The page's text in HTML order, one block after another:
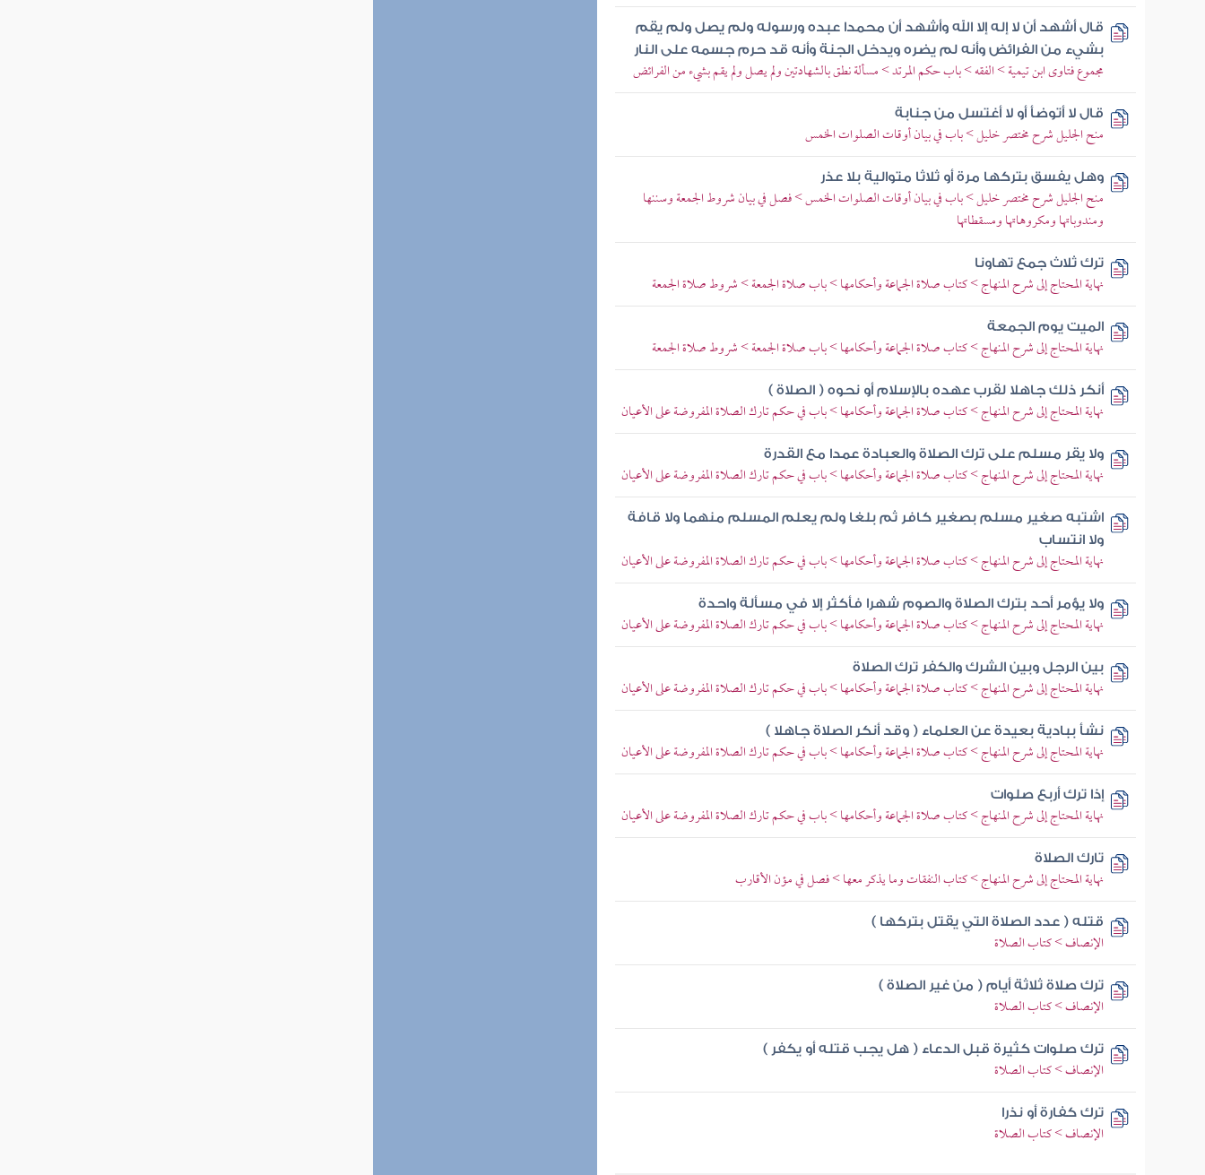
قال أشهد أن لا إله إلا الله وأشهد أن محمدا عبده ورسوله ولم يصل ولم يقم
بشيء من الفرائض وأنه لم يضره ويدخل الجنة وأنه قد حرم جسمه على النار
مجموع فتاوى ابن تيمية > الفقه > باب حكم المرتد > مسألة نطق بالشهادتين ولم يصل ولم يقم بشيء من الفرائض
قال لا أتوضأ أو لا أغتسل من جنابة
منح الجليل شرح مختصر خليل > باب في بيان أوقات الصلوات الخمس
وهل يفسق بتركها مرة أو ثلاثا متوالية بلا عذر
منح الجليل شرح مختصر خليل > باب في بيان أوقات الصلوات الخمس > فصل في بيان شروط الجمعة وسننها
ومندوباتها ومكروهاتها ومسقطاتها
ترك ثلاث جمع تهاونا
نهاية المحتاج إلى شرح المنهاج > كتاب صلاة الجماعة وأحكامها > باب صلاة الجمعة > شروط صلاة الجمعة
الميت يوم الجمعة
نهاية المحتاج إلى شرح المنهاج > كتاب صلاة الجماعة وأحكامها > باب صلاة الجمعة > شروط صلاة الجمعة
أنكر ذلك جاهلا لقرب عهده بالإسلام أو نحوه ( الصلاة )
نهاية المحتاج إلى شرح المنهاج > كتاب صلاة الجماعة وأحكامها > باب في حكم تارك الصلاة المفروضة على الأعيان
ولا يقر مسلم على ترك الصلاة والعبادة عمدا مع القدرة
نهاية المحتاج إلى شرح المنهاج > كتاب صلاة الجماعة وأحكامها > باب في حكم تارك الصلاة المفروضة على الأعيان
اشتبه صغير مسلم بصغير كافر ثم بلغا ولم يعلم المسلم منهما ولا قافة
ولا انتساب
نهاية المحتاج إلى شرح المنهاج > كتاب صلاة الجماعة وأحكامها > باب في حكم تارك الصلاة المفروضة على الأعيان
ولا يؤمر أحد بترك الصلاة والصوم شهرا فأكثر إلا في مسألة واحدة
نهاية المحتاج إلى شرح المنهاج > كتاب صلاة الجماعة وأحكامها > باب في حكم تارك الصلاة المفروضة على الأعيان
بين الرجل وبين الشرك والكفر ترك الصلاة
نهاية المحتاج إلى شرح المنهاج > كتاب صلاة الجماعة وأحكامها > باب في حكم تارك الصلاة المفروضة على الأعيان
نشأ ببادية بعيدة عن العلماء ( وقد أنكر الصلاة جاهلا )
نهاية المحتاج إلى شرح المنهاج > كتاب صلاة الجماعة وأحكامها > باب في حكم تارك الصلاة المفروضة على الأعيان
إذا ترك أربع صلوات
نهاية المحتاج إلى شرح المنهاج > كتاب صلاة الجماعة وأحكامها > باب في حكم تارك الصلاة المفروضة على الأعيان
تارك الصلاة
نهاية المحتاج إلى شرح المنهاج > كتاب النفقات وما يذكر معها > فصل في مؤن الأقارب
قتله ( عدد الصلاة التي يقتل بتركها )
الإنصاف > كتاب الصلاة
ترك صلاة ثلاثة أيام ( من غير الصلاة )
الإنصاف > كتاب الصلاة
ترك صلوات كثيرة قبل الدعاء ( هل يجب قتله أو يكفر )
الإنصاف > كتاب الصلاة
ترك كفارة أو نذرا
الإنصاف > كتاب الصلاة